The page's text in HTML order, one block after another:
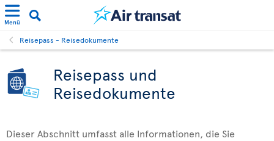
Menü
Reisepass - Reisedokumente
Reisepass und
Reisedokumente
Dieser Abschnitt umfasst alle Informationen, die Sie